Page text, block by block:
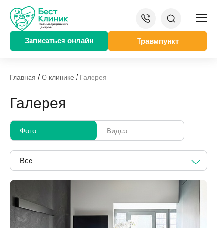
Записаться онлайн Травмпункт
Главная / О клинике / Галерея
Галерея
Фото Видео
Все